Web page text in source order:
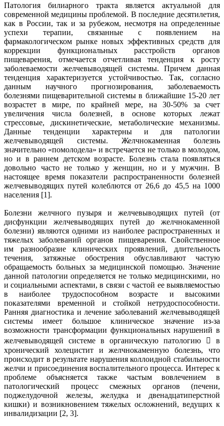
Патология билиарного тракта является актуальной для
современной медицины проблемой. В последние десятилетия,
как в России, так и за рубежом, несмотря на определенные
успехи терапии, связанные с появлением на
фармакологическом рынке новых эффективных средств для
коррекции функциональных расстройств органов
пищеварения, отмечается отчетливая тенденция к росту
заболеваемости желчевыводящей системы. Причем данная
тенденция характеризуется устойчивостью. Так, согласно
данным научного прогнозирования, заболеваемость
болезнями пищеварительной системы в ближайшие 15-20 лет
возрастет в мире, по крайней мере, на 30-50% за счет
увеличения числа болезней, в основе которых лежат
стрессовые, дискинетические, метаболические механизмы.
Данные тенденции характерны и для патологии
желчевыводящей системы. Желчнокаменная болезнь
значительно «помолодела» и встречается не только в молодом,
но и в раннем детском возрасте. Болезнь стала появляться
довольно часто не только у женщин, но и у мужчин. В
настоящее время показатели распространенности болезней
желчевыводящих путей колеблются от 26,6 до 45,5 на 1000
населения [1].
Болезни желчного пузыря и желчевыводящих путей (от
дисфункции желчевыводящих путей до желчнокаменной
болезни) являются одними из наиболее распространенных и
тяжелых заболеваний органов пищеварения. Свойственное
им разнообразие клинических проявлений, длительность
течения, затяжные обострения обуславливают частую
обращаемость больных за медицинской помощью. Значение
данной патологии определяется не только медицинскими, но
и социальными аспектами, в связи с частой ее выявляемостью
в наиболее трудоспособном возрасте и высокими
показателями временной и стойкой нетрудоспособности.
Ранняя диагностика и лечение заболеваний желчевыводящей
системы имеет большое клиническое значение из-за
возможности трансформации функциональных нарушений в
желчевыводящей системе в органическую патологию  в
хронический холецистит и желчнокаменную болезнь, что
происходит в результате нарушения коллоидной стабильности
желчи и присоединения воспалительного процесса. Интерес к
проблеме объясняется также частым вовлечением в
патологический процесс смежных органов (печени,
поджелудочной железы, желудка и двенадцатиперстной
кишки) и возникновением тяжелых осложнений, ведущих к
инвалидизации [2, 3].